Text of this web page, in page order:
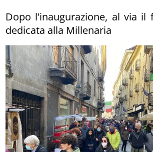
Dopo l'inaugurazione, al via il
dedicata alla Millenaria